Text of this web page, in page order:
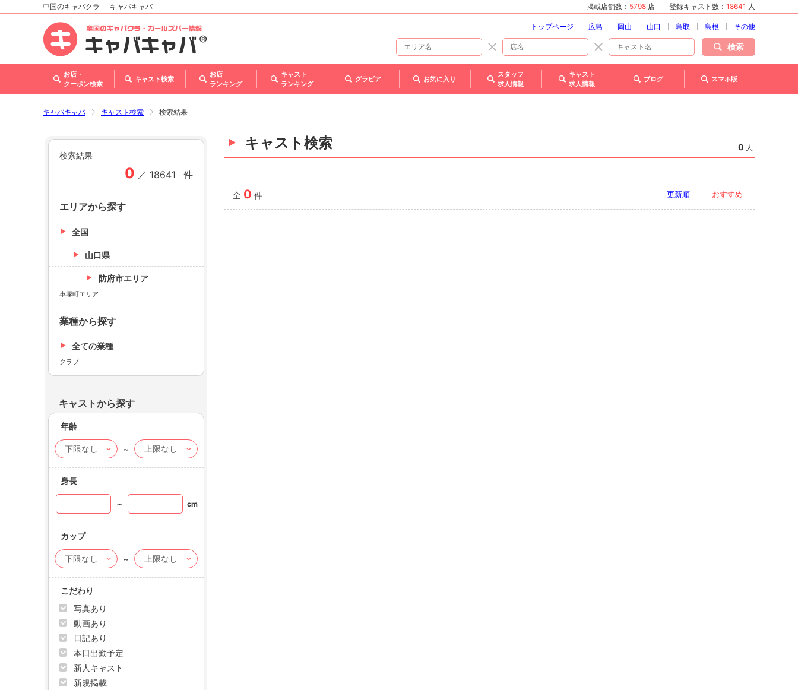
北海道
東北
甲信越・北陸
関西
中国のキャバクラ キャバキャバ 掲載店舗数： 5798 店 登録キャスト数： 18641 人
トップページ 広島 岡山 山口 鳥取 島根 その他
検索
お店・
クーポン検索
キャスト検索
お店
ランキング
キャスト
ランキング
グラビア お気に入り
スタッフ
求人情報
キャスト
求人情報
ブログ スマホ版
キャバキャバ キャスト検索 検索結果
キャスト検索 0 人
全 0 件 更新順 おすすめ
検索結果
0 ／ 18641 件
エリアから探す
全国
山口県
防府市エリア
車塚町エリア
業種から探す
全ての業種
クラブ
キャストから探す
年齢
～
身長
～ cm
カップ
～
こだわり
写真あり
動画あり
日記あり
本日出勤予定
新人キャスト
新規掲載